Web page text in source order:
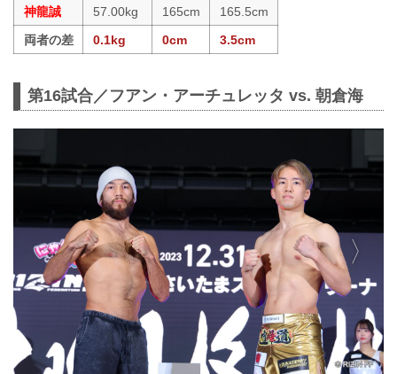
神龍誠
57.00kg 165cm
165.5cm
両者の差
0.1kg 0cm 3.5cm
第16試合／フアン・アーチュレッタ vs. 朝倉海